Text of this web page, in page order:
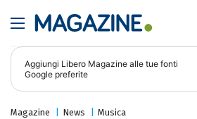
Aggiungi Libero Magazine alle tue fonti
Google preferite
Magazine News Musica